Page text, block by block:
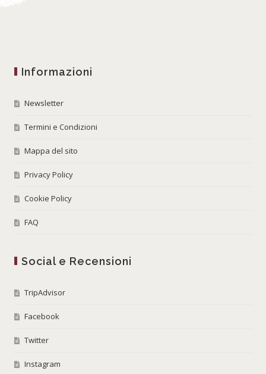
Informazioni
Newsletter
Termini e Condizioni
Mappa del sito
Privacy Policy
Cookie Policy
FAQ
Social e Recensioni
TripAdvisor
Facebook
Twitter
Instagram